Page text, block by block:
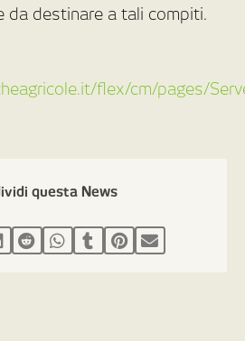
da destinare a tali compiti.
flex/cm/pages/
questa News